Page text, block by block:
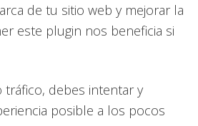
de tu sitio web y mejorar la
este plugin nos beneficia si
debes intentar y
posible a los pocos